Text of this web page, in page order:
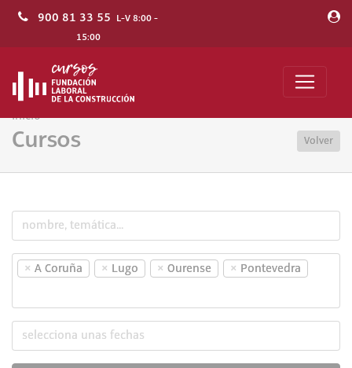
900 81 33 55 L-V 8:00 -
15:00
Inicio
Cursos Volver
× A Coruña × Lugo × Ourense × Pontevedra